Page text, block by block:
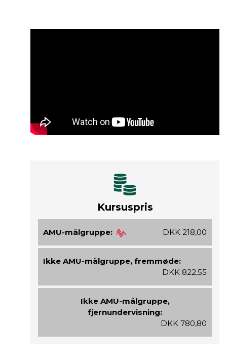
Kursuspris
AMU-målgruppe: DKK 218,00
Ikke AMU-målgruppe, fremmøde:
DKK 822,55
Ikke AMU-målgruppe,
fjernundervisning:
DKK 780,80